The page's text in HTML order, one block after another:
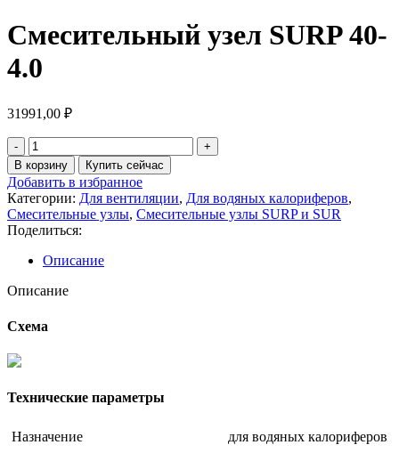
Смесительный узел SURP 40-
4.0
31991,00 ₽
Количество
товара
Смесительный
узел
SURP
40-
4.0
В корзину Купить сейчас
Добавить в избранное
Категории: Для вентиляции, Для водяных калориферов,
Смесительные узлы, Смесительные узлы SURP и SUR
Поделиться:
Описание
Описание
Схема
Технические параметры
Назначение для водяных калориферов